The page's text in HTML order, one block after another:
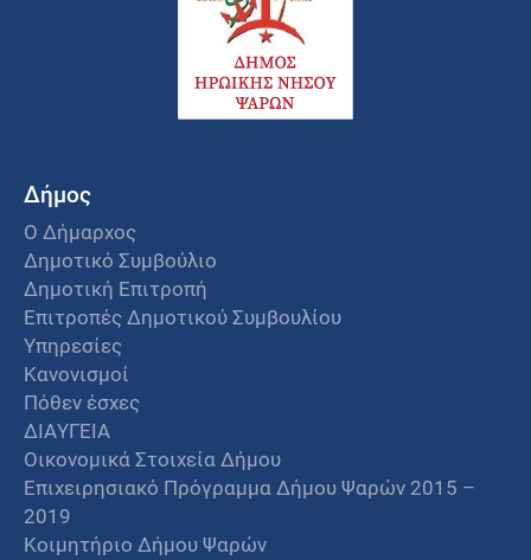
Δήμος
Ο Δήμαρχος
Δημοτικό Συμβούλιο
Δημοτική Επιτροπή
Επιτροπές Δημοτικού Συμβουλίου
Υπηρεσίες
Κανονισμοί
Πόθεν έσχες
ΔΙΑΥΓΕΙΑ
Οικονομικά Στοιχεία Δήμου
Επιχειρησιακό Πρόγραμμα Δήμου Ψαρών 2015 –
2019
Κοιμητήριο Δήμου Ψαρών